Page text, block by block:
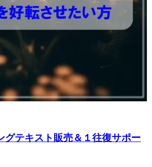
グテキスト販売＆１往復サポー